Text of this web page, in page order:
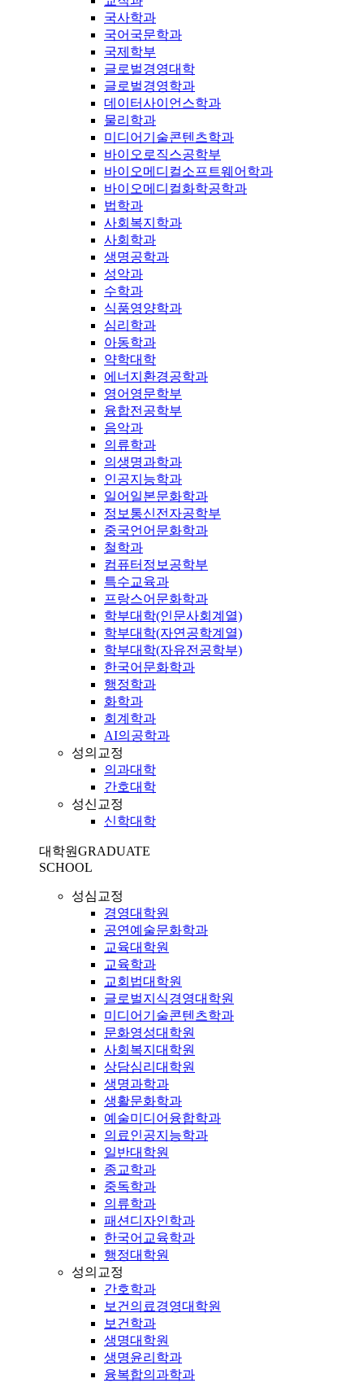
국사학과
국어국문학과
국제학부
글로벌경영대학
글로벌경영학과
데이터사이언스학과
물리학과
미디어기술콘텐츠학과
바이오로직스공학부
바이오메디컬소프트웨어학과
바이오메디컬화학공학과
법학과
사회복지학과
사회학과
생명공학과
성악과
수학과
식품영양학과
심리학과
아동학과
약학대학
에너지환경공학과
영어영문학부
융합전공학부
음악과
의류학과
의생명과학과
인공지능학과
일어일본문화학과
정보통신전자공학부
중국언어문화학과
철학과
컴퓨터정보공학부
특수교육과
프랑스어문화학과
학부대학(인문사회계열)
학부대학(자연공학계열)
학부대학(자유전공학부)
한국어문화학과
행정학과
화학과
회계학과
AI의공학과
성의교정
의과대학
간호대학
성신교정
신학대학
대학원GRADUATE
SCHOOL
성심교정
경영대학원
공연예술문화학과
교육대학원
교육학과
교회법대학원
글로벌지식경영대학원
미디어기술콘텐츠학과
문화영성대학원
사회복지대학원
상담심리대학원
생명과학과
생활문화학과
예술미디어융합학과
의료인공지능학과
일반대학원
종교학과
중독학과
의류학과
패션디자인학과
한국어교육학과
행정대학원
성의교정
간호학과
보건의료경영대학원
보건학과
생명대학원
생명윤리학과
융복합의과학과